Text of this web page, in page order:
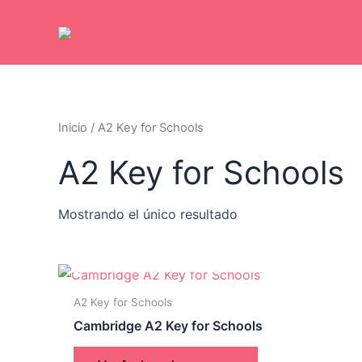
Inicio / A2 Key for Schools
A2 Key for Schools
Mostrando el único resultado
A2 Key for Schools
Cambridge A2 Key for Schools